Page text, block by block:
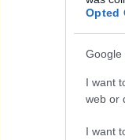
Opted
Google
I want
web or
I want